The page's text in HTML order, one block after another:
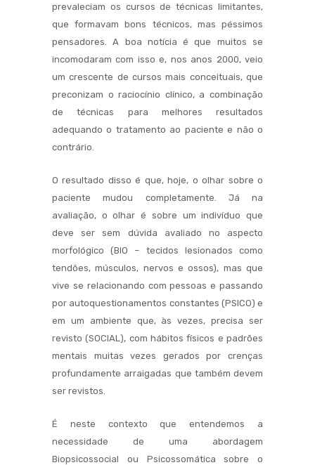
prevaleciam os cursos de técnicas limitantes,
que formavam bons técnicos, mas péssimos
pensadores. A boa notícia é que muitos se
incomodaram com isso e, nos anos 2000, veio
um crescente de cursos mais conceituais, que
preconizam o raciocínio clínico, a combinação
de técnicas para melhores resultados
adequando o tratamento ao paciente e não o
contrário.
O resultado disso é que, hoje, o olhar sobre o
paciente mudou completamente. Já na
avaliação, o olhar é sobre um indivíduo que
deve ser sem dúvida avaliado no aspecto
morfológico (BIO – tecidos lesionados como
tendões, músculos, nervos e ossos), mas que
vive se relacionando com pessoas e passando
por autoquestionamentos constantes (PSICO) e
em um ambiente que, às vezes, precisa ser
revisto (SOCIAL), com hábitos físicos e padrões
mentais muitas vezes gerados por crenças
profundamente arraigadas que também devem
ser revistos.
É neste contexto que entendemos a
necessidade de uma abordagem
Biopsicossocial ou Psicossomática sobre o